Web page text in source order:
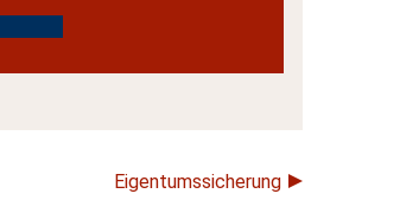
Eigentumssicherung